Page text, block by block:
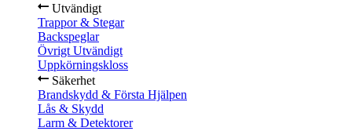
Utvändigt
Trappor & Stegar
Backspeglar
Övrigt Utvändigt
Uppkörningskloss
Säkerhet
Brandskydd & Första Hjälpen
Lås & Skydd
Larm & Detektorer